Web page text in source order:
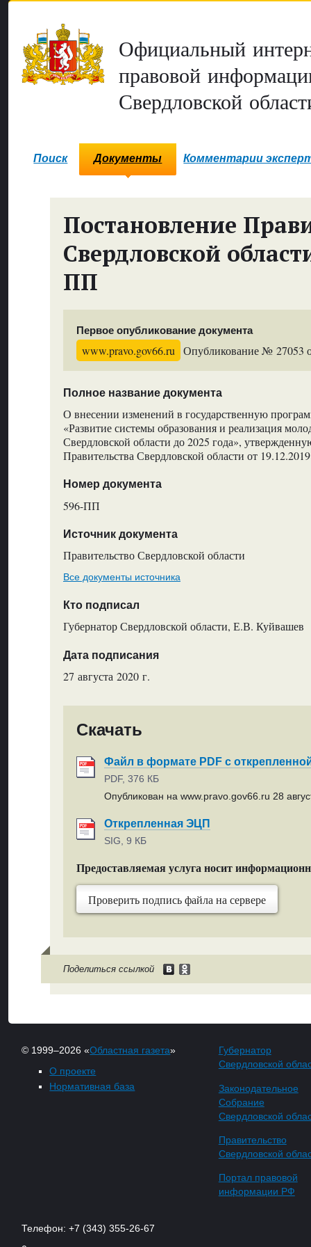
Официальный
правовой
Свердловской
Поиск Документы Комментарии
Постановление
Свердловской
ПП
Первое опубликование документа
www.pravo.gov66.ru Опубликование № 27053
Полное название документа
О внесении изменений в государственную
«Развитие системы образования и реализация
Свердловской области до 2025 года»,
Правительства Свердловской области от
Номер документа
596-ПП
Источник документа
Правительство Свердловской области
Все документы источника
Кто подписал
Губернатор Свердловской области, Е.В. Куйвашев
Дата подписания
27 августа 2020 г.
Скачать
Файл в формате PDF с
PDF, 376 КБ
Опубликован на www.pravo.gov66.ru 28
Открепленная ЭЦП
SIG, 9 КБ
Предоставляемая услуга носит
Проверить подпись файла на сервере
Поделиться ссылкой
© 1999–2026 «Областная газета»
О проекте
Нормативная база
Губернатор
Свердловской
Законодательное
Собрание
Свердловской
Правительство
Свердловской
Портал правовой
информации РФ
Телефон: +7 (343) 355-26-67